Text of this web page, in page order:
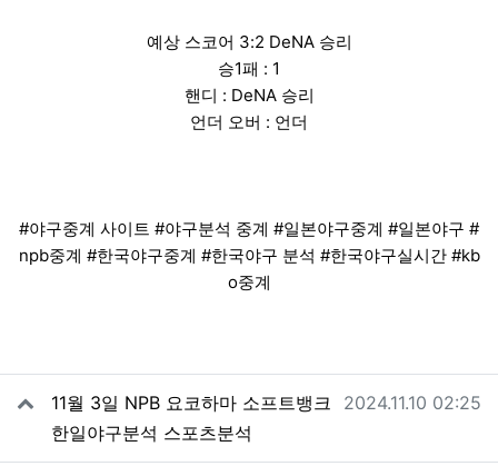
예상 스코어 3:2 DeNA 승리
승1패 : 1
핸디 : DeNA 승리
언더 오버 : 언더
#야구중계 사이트 #야구분석 중계 #일본야구중계 #일본야구 #
npb중계 #한국야구중계 #한국야구 분석 #한국야구실시간 #kb
o중계
관련자료
11월 3일 NPB 요코하마 소프트뱅크
한일야구분석 스포츠분석
작성일
2024.11.10 02:25